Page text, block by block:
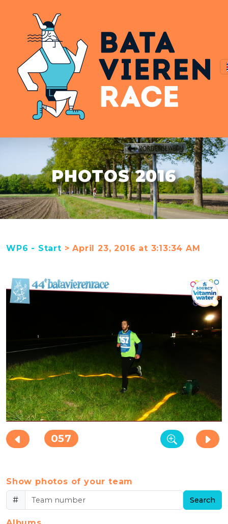
PHOTOS 2016
WP6 - Start > April 23, 2016 at 3:13:34 AM
057
Show photos of your team
#
Search